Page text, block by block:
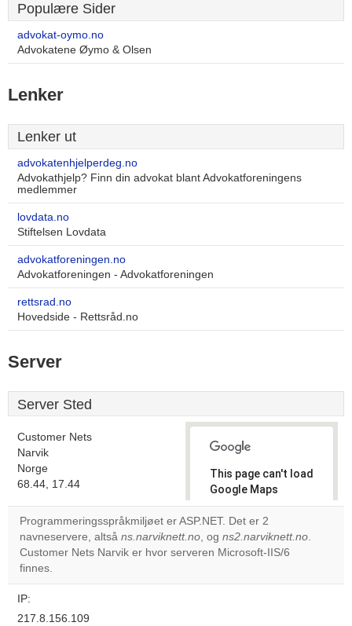
Populære Sider
advokat-oymo.no
Advokatene Øymo & Olsen
Lenker
Lenker ut
advokatenhjelperdeg.no
Advokathjelp? Finn din advokat blant Advokatforeningens
medlemmer
lovdata.no
Stiftelsen Lovdata
advokatforeningen.no
Advokatforeningen - Advokatforeningen
rettsrad.no
Hovedside - Rettsråd.no
Server
Server Sted
Customer Nets
Narvik
Norge
68.44, 17.44
This page can't load
Google Maps
correctly.
Do you
own this
Programmeringsspråkmiljøet er ASP.NET. Det er 2
navneservere, altså ns.narviknett.no, og ns2.narviknett.no.
Customer Nets Narvik er hvor serveren Microsoft-IIS/6
finnes.
IP:
217.8.156.109